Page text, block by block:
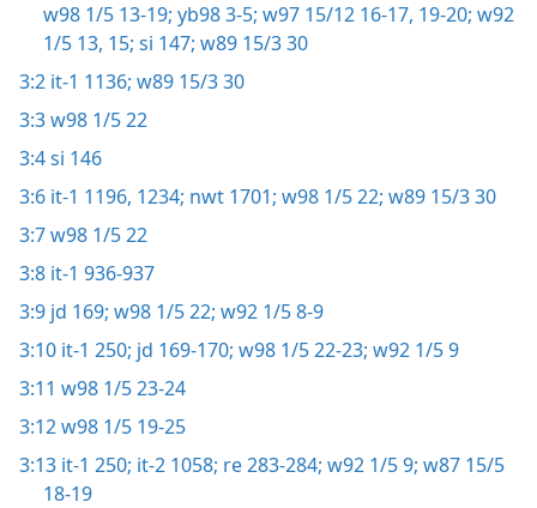
w98 1/5 13-19; yb98 3-5; w97 15/12 16-17, 19-20; w92
1/5 13, 15; si 147; w89 15/3 30
3:2 it-1 1136; w89 15/3 30
3:3w98 1/5 22
3:4si 146
3:6 it-1 1196, 1234; nwt 1701; w98 1/5 22; w89 15/3 30
3:7w98 1/5 22
3:8 it-1 936-937
3:9 jd 169; w98 1/5 22; w92 1/5 8-9
3:10 it-1 250; jd 169-170; w98 1/5 22-23; w92 1/5 9
3:11 w98 1/5 23-24
3:12w98 1/5 19-25
3:13 it-1 250; it-2 1058; re 283-284; w92 1/5 9; w87 15/5
18-19